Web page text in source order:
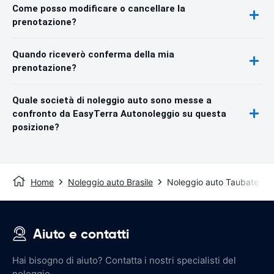
Come posso modificare o cancellare la
prenotazione?
Quando riceverò conferma della mia
prenotazione?
Quale società di noleggio auto sono messe a
confronto da EasyTerra Autonoleggio su questa
posizione?
Home Noleggio auto Brasile Noleggio auto Taubate
Aiuto e contatti
Hai bisogno di aiuto? Contatta i nostri specialisti del